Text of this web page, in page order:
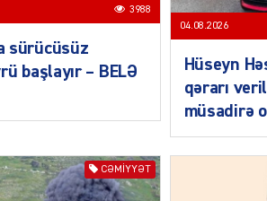
3988
sürücüsüz
başlayır – BELƏ
04.08.2026
Hüseyn
qərarı
müsadirə
CƏMIYYƏT